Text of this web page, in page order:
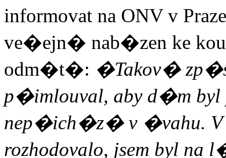
informovat na ONV v
ve�ejn� nab�zen ke
odm�t�: �Takov�
p�imlouval, aby d�m
nep�ich�z� v �vahu. V
rozhodovalo, jsem byl